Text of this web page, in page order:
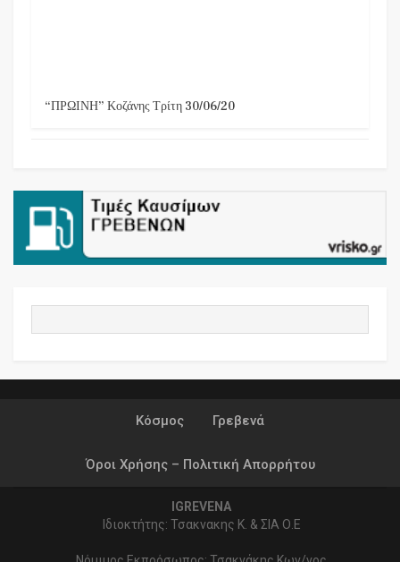
“ΠΡΩΙΝΗ” Κοζάνης Τρίτη 30/06/20
Κόσμος Γρεβενά
Όροι Χρήσης – Πολιτική Απορρήτου
IGREVENA
Ιδιοκτήτης: Τσακνακης Κ. & ΣΙΑ Ο.Ε